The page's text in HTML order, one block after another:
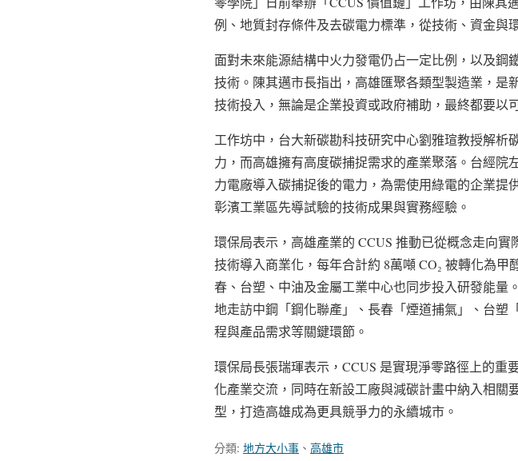
例、地質封存條件及去碳電力標準，從技術、資金與
面對未來能源結構中火力發電仍占一定比例，以及鋼
技術。陳其邁市長指出，高雄匯聚各類型製造業，是
技術投入，無論是企業投資或政府補助，最終都要以
工作坊中，台大新碳勘科技研究中心劉雅瑄教授解
力，而高雄擁有高度碳捕捉需求的產業聚落。台經院
力電廠導入碳捕捉後的電力，為需使用綠電的企業
彰濱工業區先導試驗的技術成果與實務經驗。
環保局表示，高雄產業的 CCUS 推動已從概念走向
技術導入商業化，每年合計約 8萬噸 CO₂ 被轉化為
春、台塑、中油及金屬工業中心也同步投入研發能
地走訪中鋼「鋼化聯產」、長春「煙道捕氣」、台塑
程與產品需求等關鍵環節。
環保局長張瑞琿表示，CCUS 是實現淨零路徑上的
化產業交流，同時在新設工廠與減碳計畫中納入相
型，打造高雄成為更具競爭力的永續城市。
分類: 地方大小事 、 高雄市